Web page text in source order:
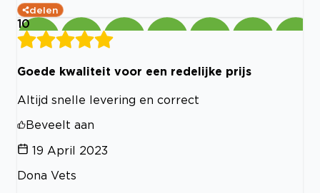
delen
10
Goede kwaliteit voor een redelijke prijs
Altijd snelle levering en correct
Beveelt aan
19 April 2023
Dona Vets